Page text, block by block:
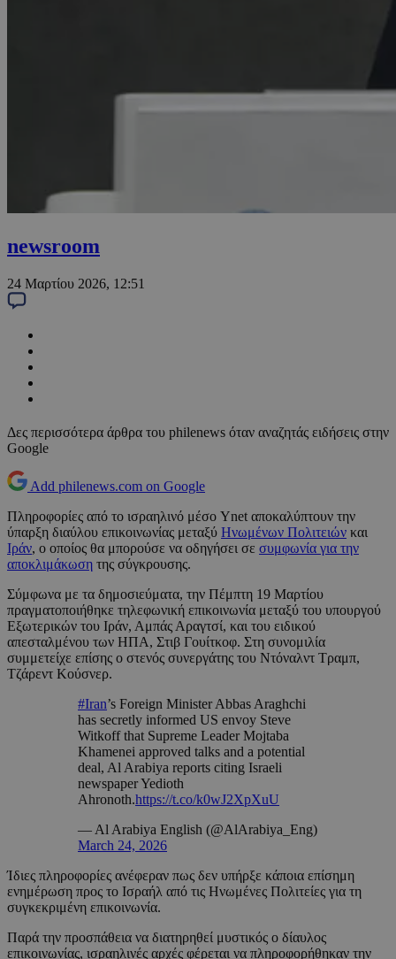
newsroom
24 Μαρτίου 2026, 12:51
Δες περισσότερα άρθρα του philenews όταν αναζητάς ειδήσεις στην
Google
Add philenews.com on Google
Πληροφορίες από το ισραηλινό μέσο Ynet αποκαλύπτουν την
ύπαρξη διαύλου επικοινωνίας μεταξύ Ηνωμένων Πολιτειών και
Ιράν, ο οποίος θα μπορούσε να οδηγήσει σε συμφωνία για την
αποκλιμάκωση της σύγκρουσης.
Σύμφωνα με τα δημοσιεύματα, την Πέμπτη 19 Μαρτίου
πραγματοποιήθηκε τηλεφωνική επικοινωνία μεταξύ του υπουργού
Εξωτερικών του Ιράν, Αμπάς Αραγτσί, και του ειδικού
απεσταλμένου των ΗΠΑ, Στιβ Γουίτκοφ. Στη συνομιλία
συμμετείχε επίσης ο στενός συνεργάτης του Ντόναλντ Τραμπ,
Τζάρεντ Κούσνερ.
#Iran’s Foreign Minister Abbas Araghchi
has secretly informed US envoy Steve
Witkoff that Supreme Leader Mojtaba
Khamenei approved talks and a potential
deal, Al Arabiya reports citing Israeli
newspaper Yedioth
Ahronoth.https://t.co/k0wJ2XpXuU
— Al Arabiya English (@AlArabiya_Eng)
March 24, 2026
Ίδιες πληροφορίες ανέφεραν πως δεν υπήρξε κάποια επίσημη
ενημέρωση προς το Ισραήλ από τις Ηνωμένες Πολιτείες για τη
συγκεκριμένη επικοινωνία.
Παρά την προσπάθεια να διατηρηθεί μυστικός ο δίαυλος
επικοινωνίας, ισραηλινές αρχές φέρεται να πληροφορήθηκαν την